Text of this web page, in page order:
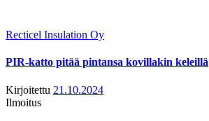
Recticel Insulation Oy
PIR-katto pitää pintansa kovillakin keleillä
Kirjoitettu 21.10.2024
Ilmoitus